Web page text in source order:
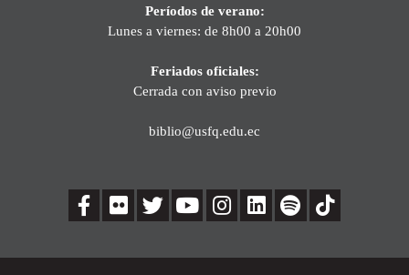
Períodos de verano:
Lunes a viernes: de 8h00 a 20h00
Feriados oficiales:
Cerrada con aviso previo
biblio@usfq.edu.ec